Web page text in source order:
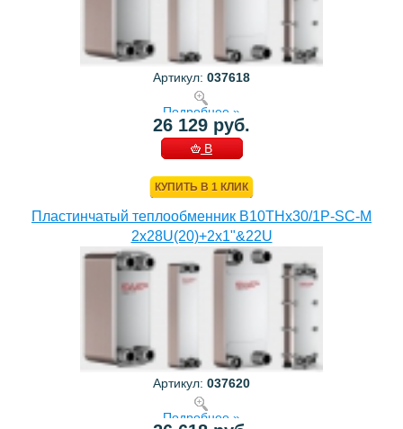
Артикул: 037618
Подробнее »
26 129 руб.
В
КУПИТЬ В 1 КЛИК
Пластинчатый теплообменник B10THx30/1P-SC-M
2x28U(20)+2x1"&22U
Артикул: 037620
Подробнее »